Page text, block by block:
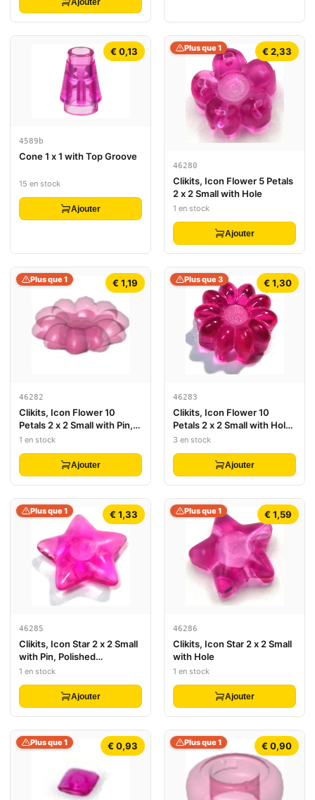
€ 0,13
4589b
Cone 1 x 1 with Top Groove
15 en stock
Ajouter
€ 2,33
Plus que 1
46280
Clikits, Icon Flower 5 Petals
2 x 2 Small with Hole
1 en stock
Ajouter
€ 1,19
Plus que 1
46282
Clikits, Icon Flower 10
Petals 2 x 2 Small with Pin,
Polished (Transparent
1 en stock
Ajouter
€ 1,30
Plus que 3
46283
Clikits, Icon Flower 10
Petals 2 x 2 Small with Hole,
Polished (Transparent
3 en stock
Ajouter
€ 1,33
Plus que 1
46285
Clikits, Icon Star 2 x 2 Small
with Pin, Polished
(Transparent Colors Only)
1 en stock
Ajouter
€ 1,59
Plus que 1
46286
Clikits, Icon Star 2 x 2 Small
with Hole
1 en stock
Ajouter
€ 0,93
Plus que 1 € 0,90
Plus que 1